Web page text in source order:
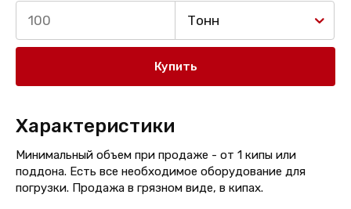
Тонн
Купить
Характеристики
Минимальный объем при продаже - от 1 кипы или
поддона. Есть все необходимое оборудование для
погрузки. Продажа в грязном виде, в кипах.